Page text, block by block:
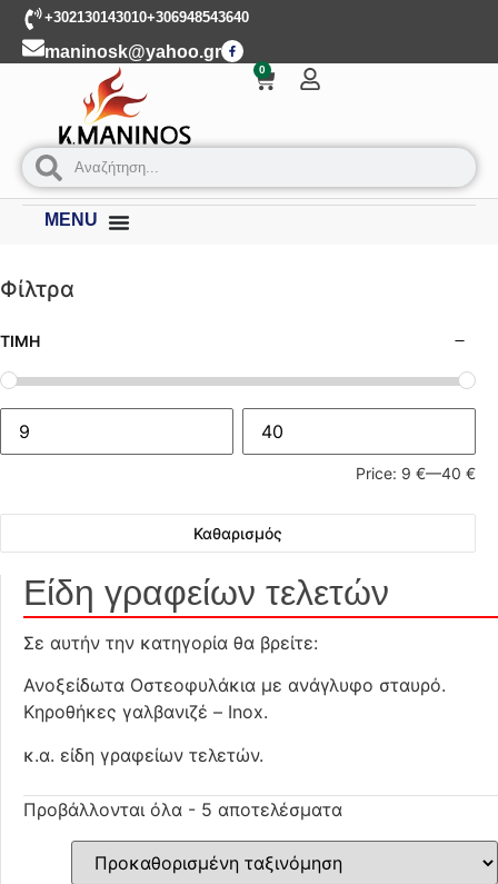
+302130143010+306948543640
maninosk@yahoo.gr
0
MENU
Φίλτρα
ΤΙΜΉ
Price: 9 €—40 €
Καθαρισμός
Είδη γραφείων τελετών
Σε αυτήν την κατηγορία θα βρείτε:
Ανοξείδωτα Οστεοφυλάκια με ανάγλυφο σταυρό.
Κηροθήκες γαλβανιζέ – Inox.
κ.α. είδη γραφείων τελετών.
Προβάλλονται όλα - 5 αποτελέσματα